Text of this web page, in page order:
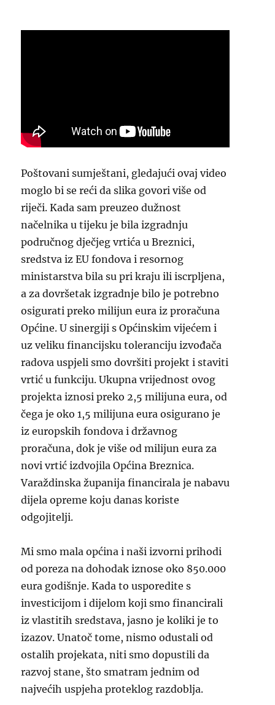
Poštovani sumještani, gledajući ovaj video
moglo bi se reći da slika govori više od
riječi. Kada sam preuzeo dužnost
načelnika u tijeku je bila izgradnju
područnog dječjeg vrtića u Breznici,
sredstva iz EU fondova i resornog
ministarstva bila su pri kraju ili iscrpljena,
a za dovršetak izgradnje bilo je potrebno
osigurati preko milijun eura iz proračuna
Općine. U sinergiji s Općinskim vijećem i
uz veliku financijsku toleranciju izvođača
radova uspjeli smo dovršiti projekt i staviti
vrtić u funkciju. Ukupna vrijednost ovog
projekta iznosi preko 2,5 milijuna eura, od
čega je oko 1,5 milijuna eura osigurano je
iz europskih fondova i državnog
proračuna, dok je više od milijun eura za
novi vrtić izdvojila Općina Breznica.
Varaždinska županija financirala je nabavu
dijela opreme koju danas koriste
odgojitelji.
Mi smo mala općina i naši izvorni prihodi
od poreza na dohodak iznose oko 850.000
eura godišnje. Kada to usporedite s
investicijom i dijelom koji smo financirali
iz vlastitih sredstava, jasno je koliki je to
izazov. Unatoč tome, nismo odustali od
ostalih projekata, niti smo dopustili da
razvoj stane, što smatram jednim od
najvećih uspjeha proteklog razdoblja.